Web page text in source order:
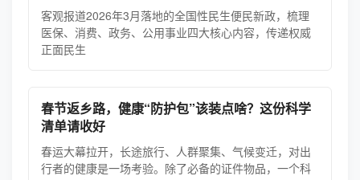
客观报道2026年3月落地的全国性民生便民新政，梳理
医保、消费、政务、公用事业四大核心内容，传递权威
正面民生
春节返乡路，健康“防护包”该装点啥？这份科学
清单请收好
春运大幕拉开，长途旅行、人群聚集、气候变迁，对出
行者的健康是一场考验。除了必备的证件物品，一个科